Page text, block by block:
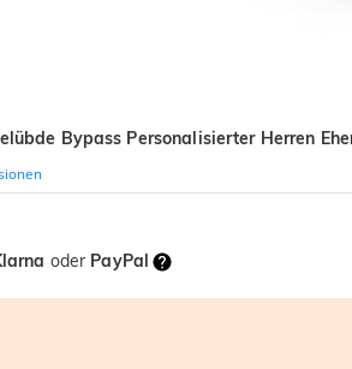
Bypass Personalisierter Herren
oder PayPal